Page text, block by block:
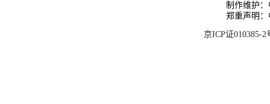
制作维护
郑重声明
京ICP证010385-2